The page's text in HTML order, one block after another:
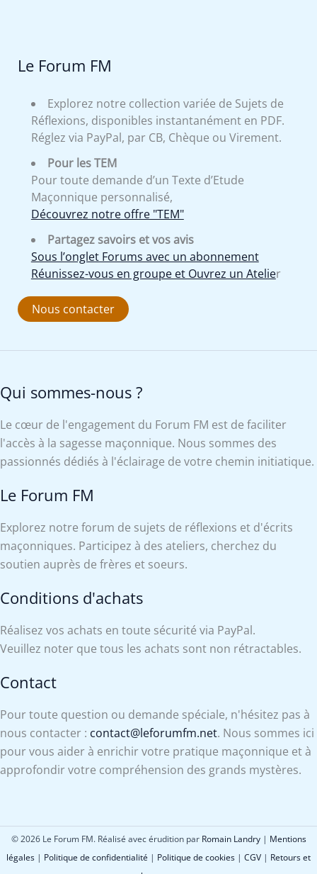
Le Forum FM
Explorez notre collection variée de Sujets de
Réflexions, disponibles instantanément en PDF.
Réglez via PayPal, par CB, Chèque ou Virement.
Pour les TEM
Pour toute demande d’un Texte d’Etude
Maçonnique personnalisé,
Découvrez notre offre "TEM"
Partagez savoirs et vos avis
Sous l’onglet Forums avec un abonnement
Réunissez-vous en groupe et Ouvrez un Atelier
Nous contacter
Qui sommes-nous ?
Le cœur de l'engagement du Forum FM est de faciliter
l'accès à la sagesse maçonnique. Nous sommes des
passionnés dédiés à l'éclairage de votre chemin initiatique.
Le Forum FM
Explorez notre forum de sujets de réflexions et d'écrits
maçonniques. Participez à des ateliers, cherchez du
soutien auprès de frères et soeurs.
Conditions d'achats
Réalisez vos achats en toute sécurité via PayPal.
Veuillez noter que tous les achats sont non rétractables.
Contact
Pour toute question ou demande spéciale, n'hésitez pas à
nous contacter : contact@leforumfm.net. Nous sommes ici
pour vous aider à enrichir votre pratique maçonnique et à
approfondir votre compréhension des grands mystères.
© 2026 Le Forum FM. Réalisé avec érudition par Romain Landry| Mentions
légales | Politique de confidentialité | Politique de cookies | CGV | Retours et